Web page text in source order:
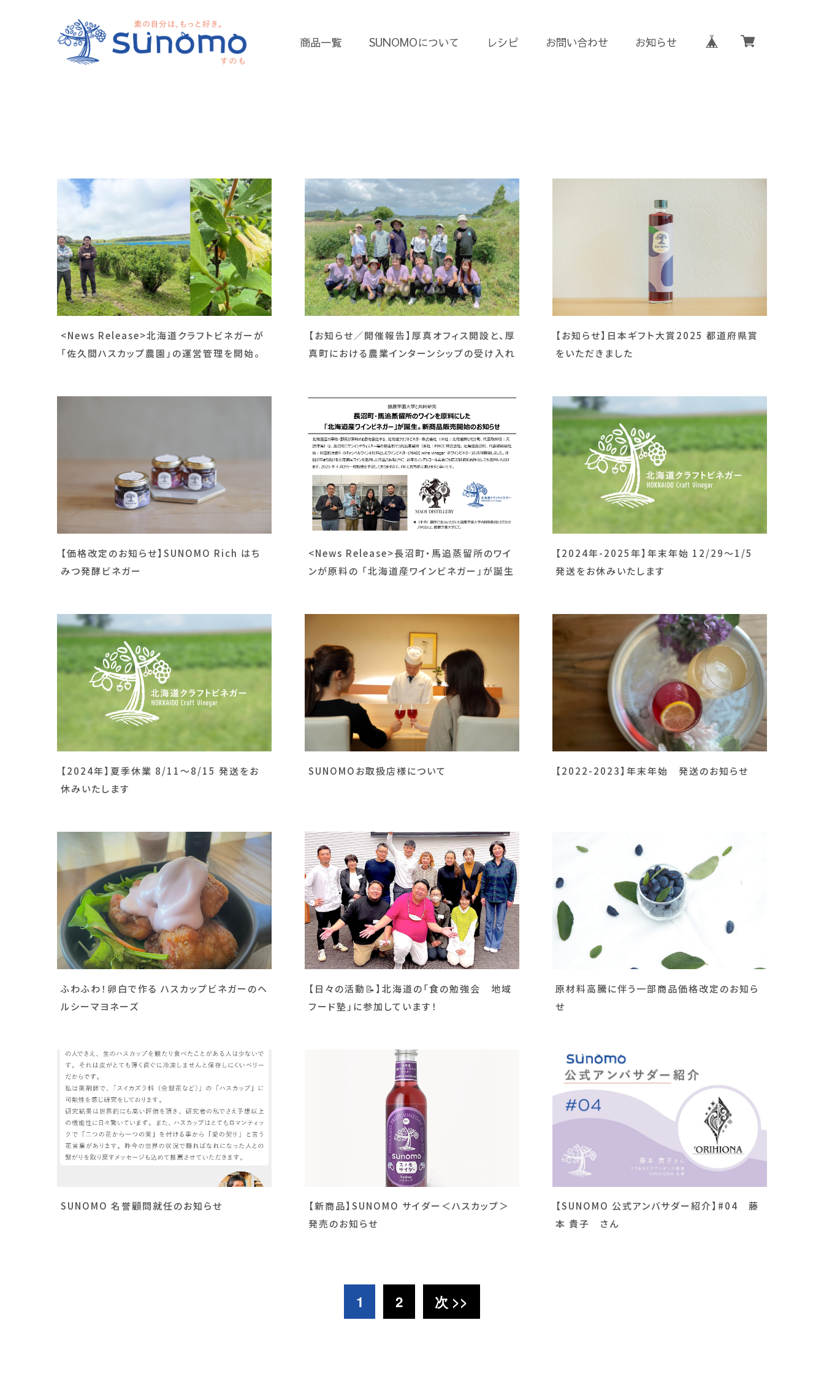
商品一覧 SUNOMOについて レシピ お問い合わせ お知らせ
<News Release>北海道クラフトビネガーが
「佐久間ハスカップ農園」の運営管理を開始。
【お知らせ／開催報告】厚真オフィス開設と、厚
真町における農業インターンシップの受け入れ
【お知らせ】日本ギフト大賞2025 都道府県賞
をいただきました
【価格改定のお知らせ】SUNOMO Rich はち
みつ発酵ビネガー
<News Release>長沼町・馬追蒸留所のワイ
ンが原料の 「北海道産ワインビネガー」が誕生
【2024年-2025年】年末年始 12/29～1/5
発送をお休みいたします
【2024年】夏季休業 8/11～8/15 発送をお
休みいたします
SUNOMOお取扱店様について 【2022-2023】年末年始 発送のお知らせ
ふわふわ！卵白で作る ハスカップビネガーのヘ
ルシーマヨネーズ
【日々の活動📝】北海道の「食の勉強会 地域
フード塾」に参加しています！
原材料高騰に伴う一部商品価格改定のお知ら
せ
SUNOMO 名誉顧問就任のお知らせ
【新商品】SUNOMO サイダー＜ハスカップ＞
発売のお知らせ
【SUNOMO 公式アンバサダー紹介】#04 藤
本 貴子 さん
1 2 次 >>